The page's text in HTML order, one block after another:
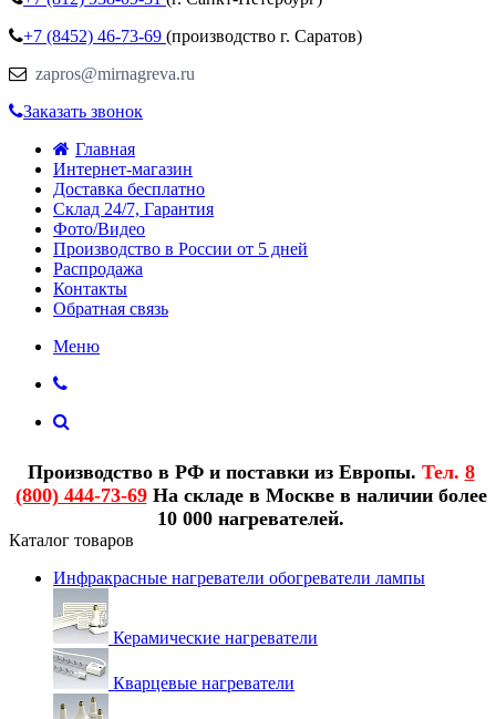
+7 (8452) 46-73-69 (производство г. Саратов)
zapros@mirnagreva.ru
Заказать звонок
Главная
Интернет-магазин
Доставка бесплатно
Склад 24/7, Гарантия
Фото/Видео
Производство в России от 5 дней
Распродажа
Контакты
Обратная связь
Меню
Производство в РФ и поставки из Европы. Тел. 8
(800) 444-73-69На складе в Москве в наличии более
10 000 нагревателей.
Каталог товаров
Инфракрасные нагреватели обогреватели лампы
Керамические нагреватели
Кварцевые нагреватели